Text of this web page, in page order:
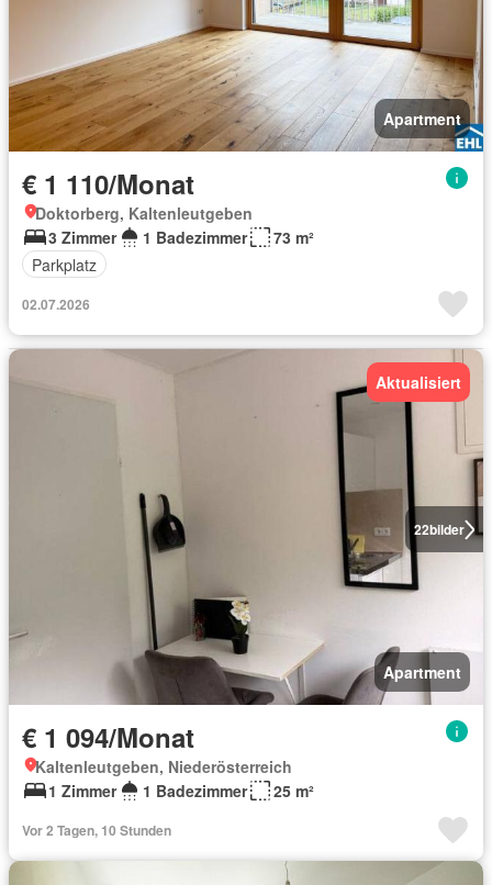
Apartment
€ 1 110/Monat
Doktorberg, Kaltenleutgeben
3 Zimmer
1 Badezimmer
73 m²
Parkplatz
02.07.2026
22bilder
Aktualisiert
Apartment
€ 1 094/Monat
Kaltenleutgeben, Niederösterreich
1 Zimmer
1 Badezimmer 25 m²
Vor 2 Tagen, 10 Stunden